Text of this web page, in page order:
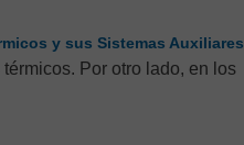
y sus Sistemas Auxiliares
Por otro lado, en los